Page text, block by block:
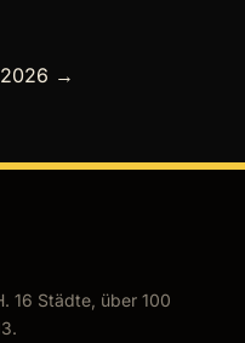
→
16 Städte, über 100